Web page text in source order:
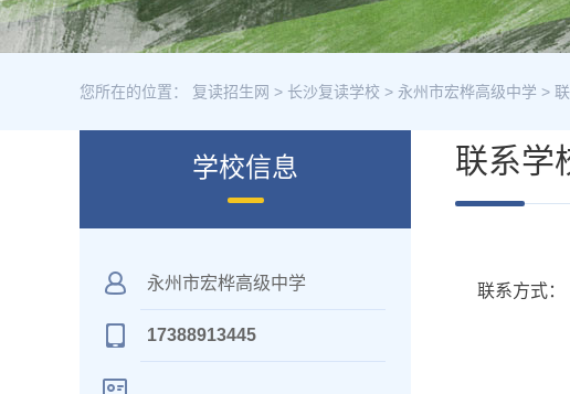
您所在的位置： 复读招生网 > 长沙复读学校 > 永州市宏桦高级中学 >
学校信息
永州市宏桦高级中学
17388913445
联系学
联系方式：